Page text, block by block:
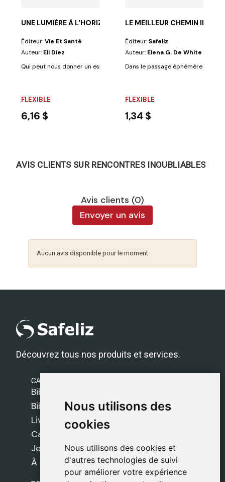
Nous utilisons des
cookies
Nous utilisons des cookies et
d'autres technologies de suivi
pour améliorer votre expérience
Nous utilisons des
cookies
Nous utilisons des cookies et
d'autres technologies de suivi
pour améliorer votre expérience
UNE LUMIÈRE À L'HORIZON
Éditeur:Vie Et Santé
Auteur: Eli Diez
Qui peut nous donner un espoir indépendant des fluctuations de la
FLEXIBLE
6,16 $
LE MEILLEUR CHEMIN
Éditeur:Safeliz
Auteur: Elena G. De White
Dans le passage éphémère de
FLEXIBLE
1,34 $
AVIS CLIENTS SUR RENCONTRES INOUBLIABLES
Avis clients (0)
Envoyer un avis
Aucun avis disponible pour le moment.
Découvrez tous nos produits et services.
CATÉGORIES
Bibles Safeliz
Bibles
Livres
Cadeaux
Jeux
À propos de nous